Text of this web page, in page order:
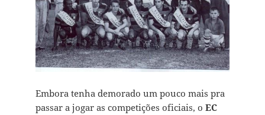
Embora tenha demorado um pouco mais pra
passar a jogar as competições oficiais, o EC